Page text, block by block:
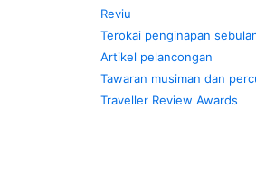
Reviu
Terokai penginapan
Artikel pelancongan
Tawaran musiman dan
Traveller Review Awards